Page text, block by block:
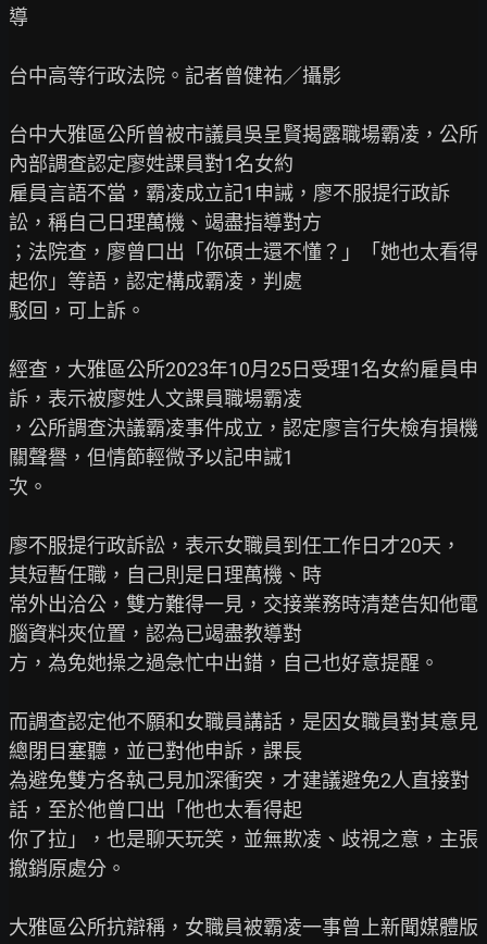
導
台中高等行政法院。記者曾健祐／攝影
台中大雅區公所曾被市議員吳呈賢揭露職場霸凌，公所
內部調查認定廖姓課員對1名女約
雇員言語不當，霸凌成立記1申誡，廖不服提行政訴
訟，稱自己日理萬機、竭盡指導對方
；法院查，廖曾口出「你碩士還不懂？」「她也太看得
起你」等語，認定構成霸凌，判處
駁回，可上訴。
經查，大雅區公所2023年10月25日受理1名女約雇員申
訴，表示被廖姓人文課員職場霸凌
，公所調查決議霸凌事件成立，認定廖言行失檢有損機
關聲譽，但情節輕微予以記申誡1
次。
廖不服提行政訴訟，表示女職員到任工作日才20天，
其短暫任職，自己則是日理萬機、時
常外出洽公，雙方難得一見，交接業務時清楚告知他電
腦資料夾位置，認為已竭盡教導對
方，為免她操之過急忙中出錯，自己也好意提醒。
而調查認定他不願和女職員講話，是因女職員對其意見
總閉目塞聽，並已對他申訴，課長
為避免雙方各執己見加深衝突，才建議避免2人直接對
話，至於他曾口出「他也太看得起
你了拉」，也是聊天玩笑，並無欺凌、歧視之意，主張
撤銷原處分。
大雅區公所抗辯稱，女職員被霸凌一事曾上新聞媒體版